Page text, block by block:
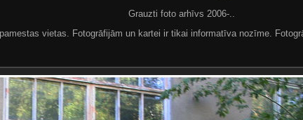
Grauzti foto arhīvs 2006-..
vietas. Fotogrāfijām un kartei ir tikai informatīva nozīme.